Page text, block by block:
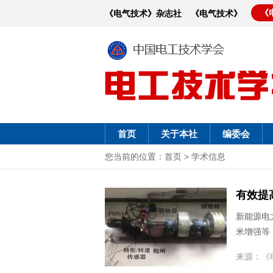
《电气技术》杂志社 《电气技术》
首页 关于本社 编委会
您当前的位置： 首页 > 学术信息
有效提
新能源电
米增强等
来源：